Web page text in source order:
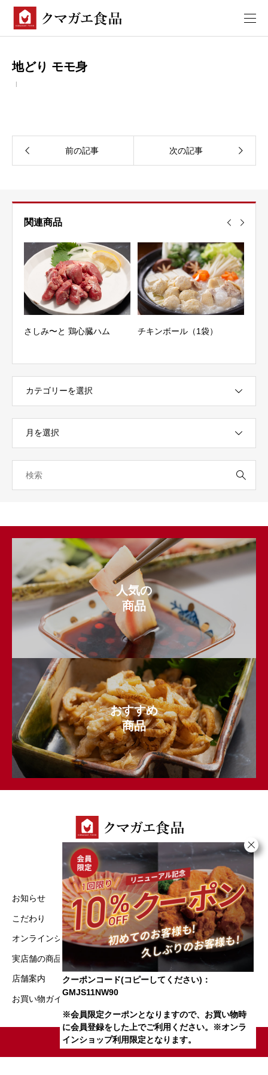
地どり モモ身
関連商品
さしみ〜と 鶏心臓ハム チキンボール（1袋）
人気の
商品
おすすめ
商品
お知らせ
こだわり
オンラインショップ
実店舗の商品一覧
店舗案内
お買い物ガイド
実店舗の商品一覧
特定商取引法に基づく表記
プライバシーポリシー
© クマガエ食品
クーポンコード(コピーしてください)：
GMJS11NW90
※会員限定クーポンとなりますので、お買い物時
に会員登録をした上でご利用ください。※オンラ
インショップ利用限定となります。